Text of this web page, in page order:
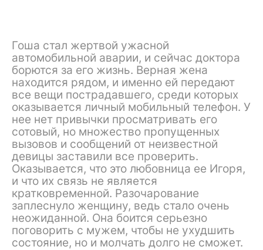
Гоша стал жертвой ужасной
автомобильной аварии, и сейчас доктора
борются за его жизнь. Верная жена
находится рядом, и именно ей передают
все вещи пострадавшего, среди которых
оказывается личный мобильный телефон. У
нее нет привычки просматривать его
сотовый, но множество пропущенных
вызовов и сообщений от неизвестной
девицы заставили все проверить.
Оказывается, что это любовница ее Игоря,
и что их связь не является
кратковременной. Разочарование
заплеснуло женщину, ведь стало очень
неожиданной. Она боится серьезно
поговорить с мужем, чтобы не ухудшить
состояние, но и молчать долго не сможет.